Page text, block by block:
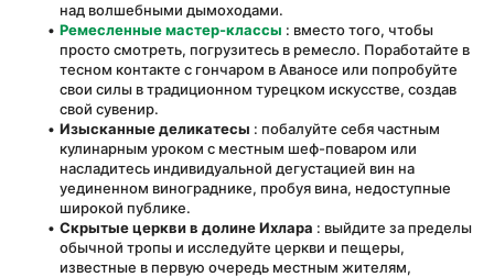
над волшебными дымоходами.
Ремесленные мастер-классы : вместо того, чтобы
просто смотреть, погрузитесь в ремесло. Поработайте в
тесном контакте с гончаром в Аваносе или попробуйте
свои силы в традиционном турецком искусстве, создав
свой сувенир.
Изысканные деликатесы : побалуйте себя частным
кулинарным уроком с местным шеф-поваром или
насладитесь индивидуальной дегустацией вин на
уединенном винограднике, пробуя вина, недоступные
широкой публике.
Скрытые церкви в долине Ихлара : выйдите за пределы
обычной тропы и исследуйте церкви и пещеры,
известные в первую очередь местным жителям,